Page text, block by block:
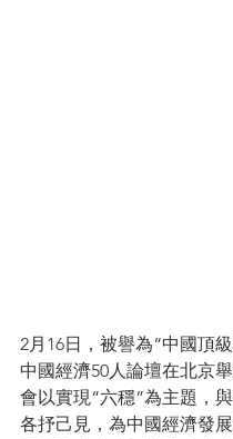
2月16日，被譽為“中國頂
中國經濟50人論壇在北京
會以實現“六穩”為主題，
各抒己見，為中國經濟發展